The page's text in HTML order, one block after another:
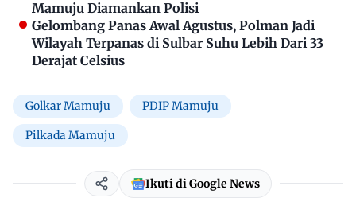
Mamuju Diamankan Polisi
Gelombang Panas Awal Agustus, Polman Jadi
Wilayah Terpanas di Sulbar Suhu Lebih Dari 33
Derajat Celsius
Golkar Mamuju PDIP Mamuju
Pilkada Mamuju
Ikuti di Google News